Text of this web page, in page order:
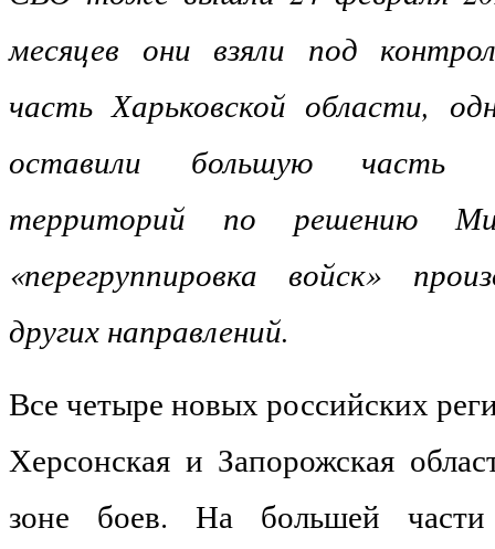
месяцев они взяли под
часть Харьковской области,
оставили большую часть
территорий по решению
«перегруппировка войск»
других направлений.
Все четыре новых российских
Херсонская и Запорожская
зоне боев. На большей